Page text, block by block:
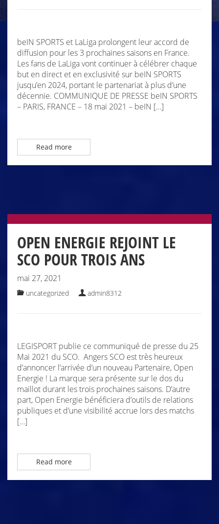
beIN SPORTS et LaLiga prolongent leur accord de
diffusion pour les 3 prochaines saisons en France.
Les fans de LaLiga vont continuer à célébrer chaque
but en direct et en exclusivité sur beIN SPORTS
jusqu’en 2024, portant le partenariat à plus d’une
décennie. COMMUNIQUE DE PRESSE beIN SPORTS
– PARIS, FRANCE – 18 mai 2021 – beIN […]
Read more
OPEN ENERGIE REJOINT LE
SCO POUR TROIS ANS
mai 27, 2021
uncategorized admin8312
LEGISPORT publie ce communiqué de presse du 25
Mai 2021 du SCO. Angers SCO est très heureux
d’annoncer l’arrivée d’un nouveau Partenaire, Open
Energie ! La marque sera présente sur le dos du
maillot durant les trois prochaines saisons. D’autre
part, Open Energie bénéficiera d’outils de relations
publiques et d’une visibilité accrue lors des matchs
[…]
Read more